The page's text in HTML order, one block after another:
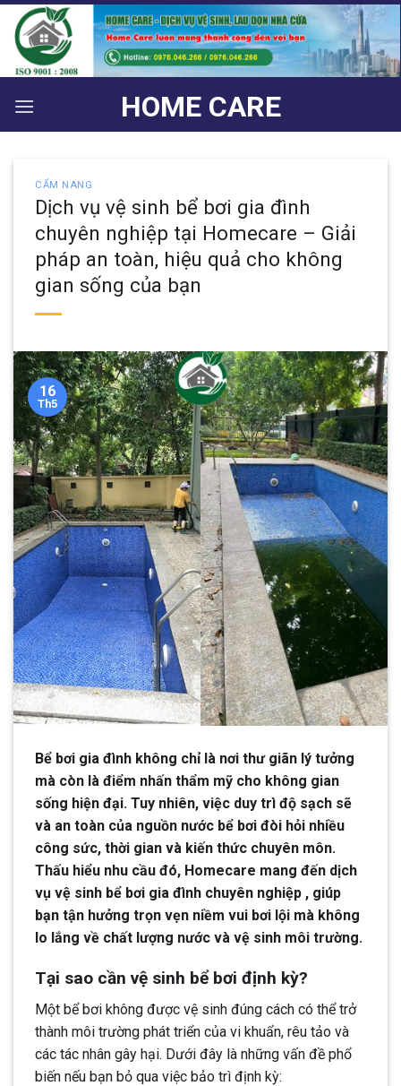
Bỏ
qua
nội
dung
HOME CARE
CẨM NANG
Dịch vụ vệ sinh bể bơi gia đình
chuyên nghiệp tại Homecare – Giải
pháp an toàn, hiệu quả cho không
gian sống của bạn
16
Th5
Bể bơi gia đình không chỉ là nơi thư giãn lý tưởng
mà còn là điểm nhấn thẩm mỹ cho không gian
sống hiện đại. Tuy nhiên, việc duy trì độ sạch sẽ
và an toàn của nguồn nước bể bơi đòi hỏi nhiều
công sức, thời gian và kiến thức chuyên môn.
Thấu hiểu nhu cầu đó, Homecare mang đến dịch
vụ vệ sinh bể bơi gia đình chuyên nghiệp , giúp
bạn tận hưởng trọn vẹn niềm vui bơi lội mà không
lo lắng về chất lượng nước và vệ sinh môi trường.
Tại sao cần vệ sinh bể bơi định kỳ?
Một bể bơi không được vệ sinh đúng cách có thể trở
thành môi trường phát triển của vi khuẩn, rêu tảo và
các tác nhân gây hại. Dưới đây là những vấn đề phổ
biến nếu bạn bỏ qua việc bảo trì định kỳ: